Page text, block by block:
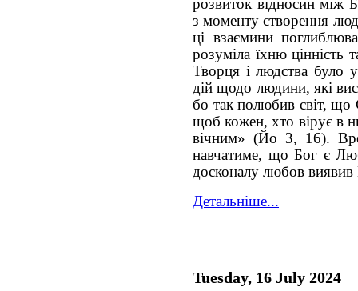
розвиток відносин між
з моменту створення
ці взаємини
розуміла їхню цінність
Творця і людства було
дій щодо людини, які
бо так полюбив світ,
щоб кожен, хто вірує в
вічним» (Йо 3, 16).
навчатиме, що Бог є
досконалу любов виявив
Детальніше...
Tuesday, 16 July 2024